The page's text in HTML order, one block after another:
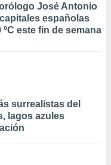
José Antonio
españolas
este fin de semana
surrealistas del
lagos azules